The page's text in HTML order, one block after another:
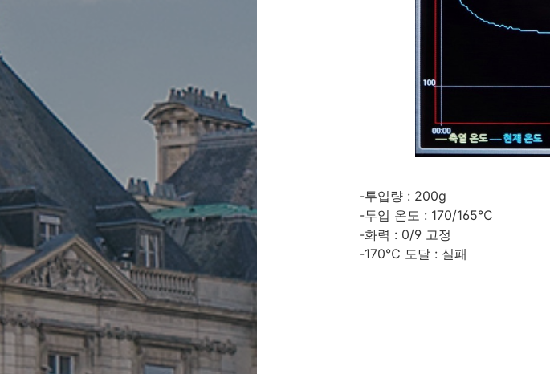
-투입량 : 200g
-투입 온도 : 170/165℃
-화력 : 0/9 고정
-170℃ 도달 : 실패